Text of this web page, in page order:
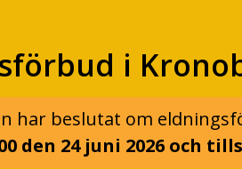
i
har beslutat om
den 24 juni 2026 och